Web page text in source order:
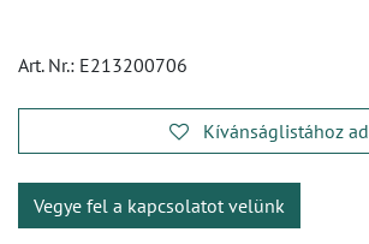
Art. Nr.: E213200706
Kívánságlistához ad
Vegye fel a kapcsolatot velünk